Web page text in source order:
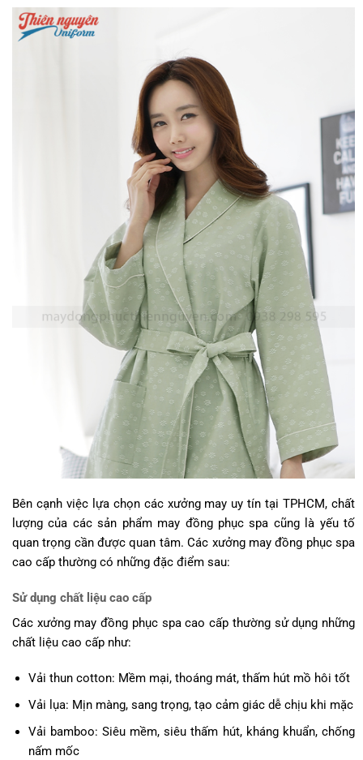
Bên cạnh việc lựa chọn các xưởng may uy tín tại TPHCM, chất
lượng của các sản phẩm may đồng phục spa cũng là yếu tố
quan trọng cần được quan tâm. Các xưởng may đồng phục spa
cao cấp thường có những đặc điểm sau:
Sử dụng chất liệu cao cấp
Các xưởng may đồng phục spa cao cấp thường sử dụng những
chất liệu cao cấp như:
Vải thun cotton: Mềm mại, thoáng mát, thấm hút mồ hôi tốt
Vải lụa: Mịn màng, sang trọng, tạo cảm giác dễ chịu khi mặc
Vải bamboo: Siêu mềm, siêu thấm hút, kháng khuẩn, chống
nấm mốc